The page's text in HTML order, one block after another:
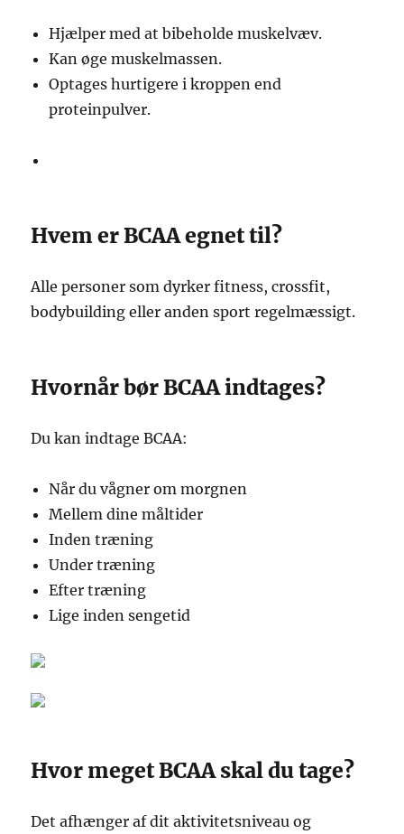
Hjælper med at bibeholde muskelvæv.
Kan øge muskelmassen.
Optages hurtigere i kroppen end
proteinpulver.
Hvem er BCAA egnet til?
Alle personer som dyrker fitness, crossfit,
bodybuilding eller anden sport regelmæssigt.
Hvornår bør BCAA indtages?
Du kan indtage BCAA:
Når du vågner om morgnen
Mellem dine måltider
Inden træning
Under træning
Efter træning
Lige inden sengetid
Hvor meget BCAA skal du tage?
Det afhænger af dit aktivitetsniveau og